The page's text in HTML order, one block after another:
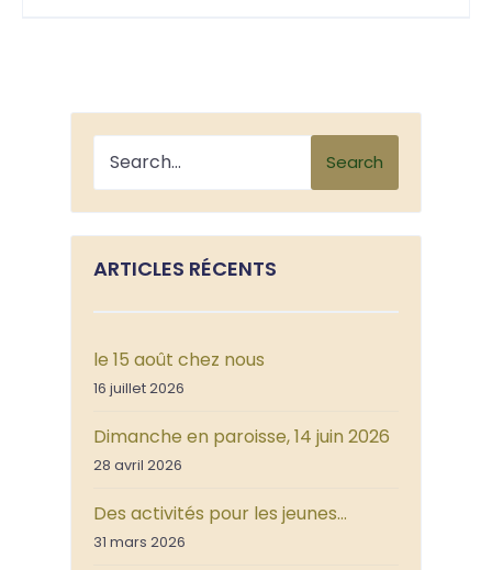
Search
ARTICLES RÉCENTS
le 15 août chez nous
16 juillet 2026
Dimanche en paroisse, 14 juin 2026
28 avril 2026
Des activités pour les jeunes…
31 mars 2026